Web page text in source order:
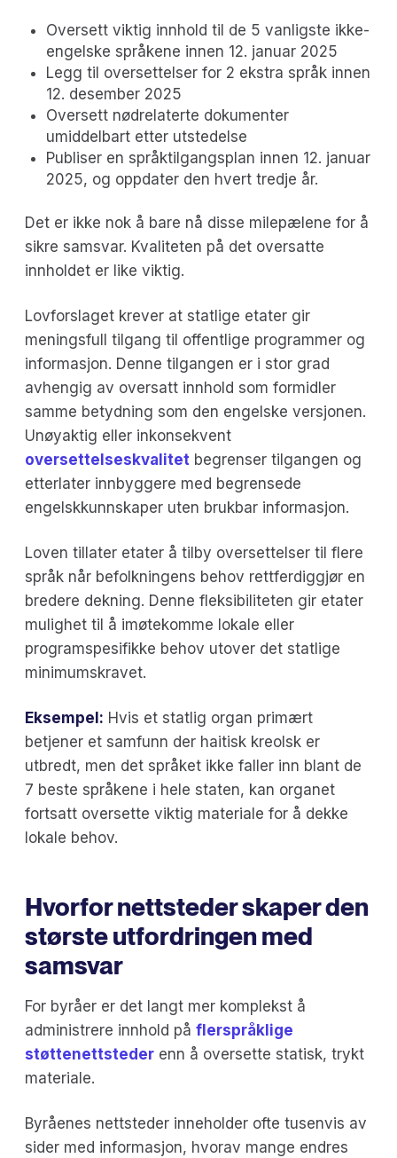
Oversett viktig innhold til de 5 vanligste ikke-
engelske språkene innen 12. januar 2025
Legg til oversettelser for 2 ekstra språk innen
12. desember 2025
Oversett nødrelaterte dokumenter
umiddelbart etter utstedelse
Publiser en språktilgangsplan innen 12. januar
2025, og oppdater den hvert tredje år.
Det er ikke nok å bare nå disse milepælene for å
sikre samsvar. Kvaliteten på det oversatte
innholdet er like viktig.
Lovforslaget krever at statlige etater gir
meningsfull tilgang til offentlige programmer og
informasjon. Denne tilgangen er i stor grad
avhengig av oversatt innhold som formidler
samme betydning som den engelske versjonen.
Unøyaktig eller inkonsekvent
oversettelseskvalitet begrenser tilgangen og
etterlater innbyggere med begrensede
engelskkunnskaper uten brukbar informasjon.
Loven tillater etater å tilby oversettelser til flere
språk når befolkningens behov rettferdiggjør en
bredere dekning. Denne fleksibiliteten gir etater
mulighet til å imøtekomme lokale eller
programspesifikke behov utover det statlige
minimumskravet.
Eksempel: Hvis et statlig organ primært
betjener et samfunn der haitisk kreolsk er
utbredt, men det språket ikke faller inn blant de
7 beste språkene i hele staten, kan organet
fortsatt oversette viktig materiale for å dekke
lokale behov.
Hvorfor nettsteder skaper den
største utfordringen med
samsvar
For byråer er det langt mer komplekst å
administrere innhold på flerspråklige
støttenettsteder enn å oversette statisk, trykt
materiale.
Byråenes nettsteder inneholder ofte tusenvis av
sider med informasjon, hvorav mange endres